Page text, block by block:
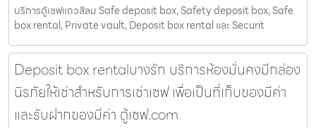
บริการตู้เซฟแถวสีลม Safe deposit box, Safety deposit box, Safe
box rental, Private vault, Deposit box rental และ Securit
Deposit box rentalบางรัก บริการห้องมั่นคงมีกล่อง
นิรภัยให้เช่าสำหรับการเช่าเซฟ เพื่อเป็นที่เก็บของมีค่า
และรับฝากของมีค่า ตู้เซฟ.com